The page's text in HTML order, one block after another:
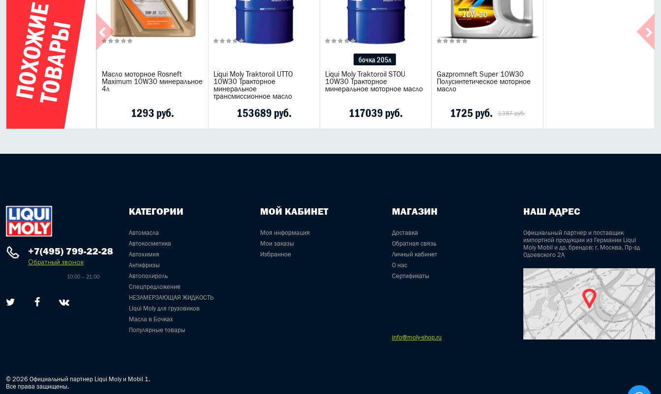
П
О
Х
О
Ж
И
Е
Т
О
В
А
Р
Ы
Масло моторное Rosneft
Maximum 10W30 минеральное
4л
1293 руб.
Liqui Moly Traktoroil UTTO
10W30 Тракторное
минеральное
трансмиссионное масло
153689 руб.
бочка 205л
Liqui Moly Traktoroil STOU
10W30 Тракторное
минеральное моторное масло
117039 руб.
Gazpromneft Super 10W30
Полусинтетическое моторное
масло
1725 руб. 1387 руб.
+7(495) 799-22-28
Обратный звонок
10:00 – 21:00
КАТЕГОРИИ
Автомасла
Автокосметика
Автохимия
Антифризы
Автополироль
Спецпредложение
НЕЗАМЕРЗАЮЩАЯ ЖИДКОСТЬ
Liqui Moly для грузовиков
Масла в Бочках
Популярные товары
МОЙ КАБИНЕТ
Моя информация
Мои заказы
Избранное
МАГАЗИН
Доставка
Обратная связь
Личный кабинет
О нас
Сертификаты
НАШ АДРЕС
Официальный партнер и поставщик
импортной продукции из Германии Liqui
Moly Mobil и др. брендов: г. Москва, Пр-зд
Одоевского 2А
info@moly-shop.ru
© 2026 Официальный партнер Liqui Moly и Mobil 1.
Все права защищены.